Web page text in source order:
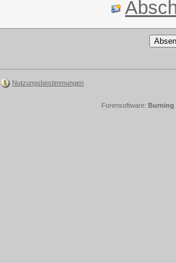
Nutzungsbestimmungen
Forensoftware: Burning